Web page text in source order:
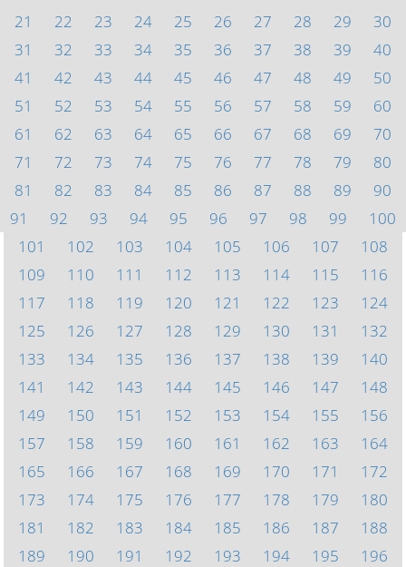
21
22 23 24 25 26 27 28 29
30
31
32 33 34 35 36 37 38 39
40
41
42 43 44 45 46 47 48 49
50
51
52 53 54 55 56 57 58 59
60
61
62 63 64 65 66 67 68 69
70
71
72 73 74 75 76 77 78 79
80
81
82 83 84 85 86 87 88 89
90
91
92 93 94 95 96 97 98 99
100
101
102 103 104 105 106 107
108
109
110 111 112 113 114 115
116
117
118 119 120 121 122 123
124
125
126 127 128 129 130 131
132
133
134 135 136 137 138 139
140
141
142 143 144 145 146 147
148
149
150 151 152 153 154 155
156
157
158 159 160 161 162 163
164
165
166 167 168 169 170 171
172
173
174 175 176 177 178 179
180
181
182 183 184 185 186 187
188
189
190 191 192 193 194 195
196